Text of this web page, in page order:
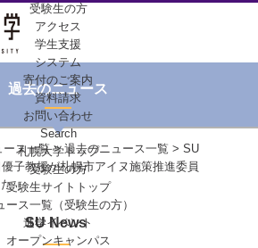
受験生の方
アクセス
学生支援
システム
寄付のご案内
資料請求
お問い合わせ
Search
札幌大学トップ
受験生の方
受験生サイトトップ
ース一覧（受験生の方）
進学イベント
オープンキャンパス
過去のニュース
ース一覧>過去のニュース一覧 > SU
子教授が札幌市アイヌ施策推進委員
SU News